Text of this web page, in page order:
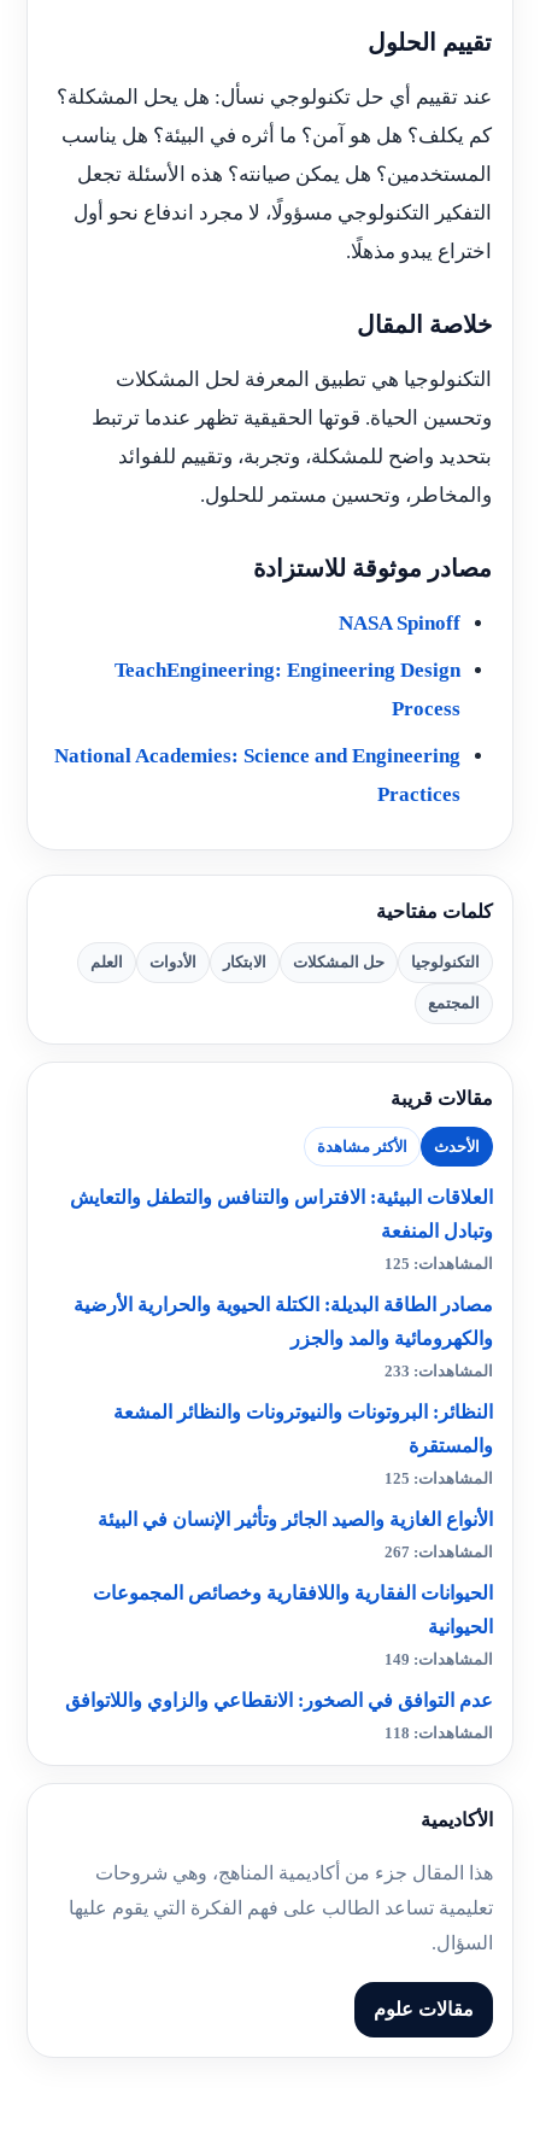
تقييم الحلول
عند تقييم أي حل تكنولوجي نسأل: هل يحل المشكلة؟
كم يكلف؟ هل هو آمن؟ ما أثره في البيئة؟ هل يناسب
المستخدمين؟ هل يمكن صيانته؟ هذه الأسئلة تجعل
التفكير التكنولوجي مسؤولًا، لا مجرد اندفاع نحو أول
اختراع يبدو مذهلًا.
خلاصة المقال
التكنولوجيا هي تطبيق المعرفة لحل المشكلات
وتحسين الحياة. قوتها الحقيقية تظهر عندما ترتبط
بتحديد واضح للمشكلة، وتجربة، وتقييم للفوائد
والمخاطر، وتحسين مستمر للحلول.
مصادر موثوقة للاستزادة
NASA Spinoff
TeachEngineering: Engineering Design
Process
National Academies: Science and Engineering
Practices
كلمات مفتاحية
التكنولوجيا حل المشكلات الابتكار الأدوات العلم
المجتمع
مقالات قريبة
الأحدث الأكثر مشاهدة
العلاقات البيئية: الافتراس والتنافس والتطفل والتعايش
وتبادل المنفعة
المشاهدات: 125
مصادر الطاقة البديلة: الكتلة الحيوية والحرارية الأرضية
والكهرومائية والمد والجزر
المشاهدات: 233
النظائر: البروتونات والنيوترونات والنظائر المشعة
والمستقرة
المشاهدات: 125
الأنواع الغازية والصيد الجائر وتأثير الإنسان في البيئة
المشاهدات: 267
الحيوانات الفقارية واللافقارية وخصائص المجموعات
الحيوانية
المشاهدات: 149
عدم التوافق في الصخور: الانقطاعي والزاوي واللاتوافق
المشاهدات: 118
الأكاديمية
هذا المقال جزء من أكاديمية المناهج، وهي شروحات
تعليمية تساعد الطالب على فهم الفكرة التي يقوم عليها
السؤال.
مقالات علوم